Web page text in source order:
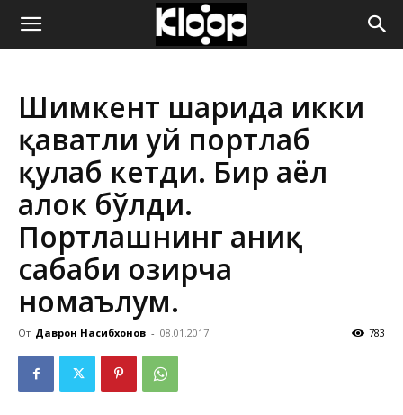
ҚИРҒИЗИСТОН
ЯНГИЛИКЛАРИ
Шимкент шаҳрида икки
қаватли уй портлаб
қулаб кетди. Бир аёл
ҳалок бўлди.
Портлашнинг аниқ
сабаби ҳозирча
номаълум.
От Даврон Насибхонов - 08.01.2017 783